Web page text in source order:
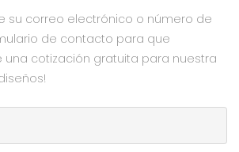
su correo electrónico o número de
de contacto para que
una cotización gratuita para nuestra